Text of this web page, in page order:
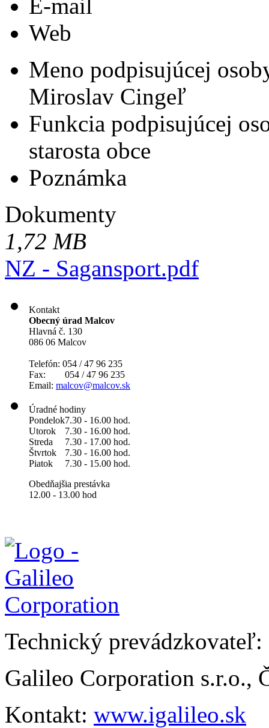
E-mail
Web
Meno podpisujúcej
Miroslav Cingeľ
Funkcia podpisujúcej
starosta obce
Poznámka
Dokumenty
1,72 MB
NZ - Sagansport.pdf
Kontakt
Obecný úrad Malcov
Hlavná č. 130
086 06 Malcov
Telefón: 054 / 47 96 235
Fax: 054 / 47 96 235
Email: malcov@malcov.sk
Úradné hodiny
Pondelok7.30 - 16.00 hod.
Utorok
7.30 - 16.00 hod.
Streda
7.30 - 17.00 hod.
Štvrtok
7.30 - 16.00 hod.
Piatok
7.30 - 15.00 hod.
Obedňajšia prestávka
12.00 - 13.00 hod
Technický prevádzkovateľ:
Galileo Corporation s.r.o.,
Kontakt: www.igalileo.sk